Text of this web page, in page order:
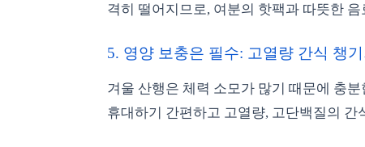
격히 떨어지므로, 여분의 핫팩과 따뜻한
5. 영양 보충은 필수: 고열량 간식 챙
겨울 산행은 체력 소모가 많기 때문에 충
휴대하기 간편하고 고열량, 고단백질의